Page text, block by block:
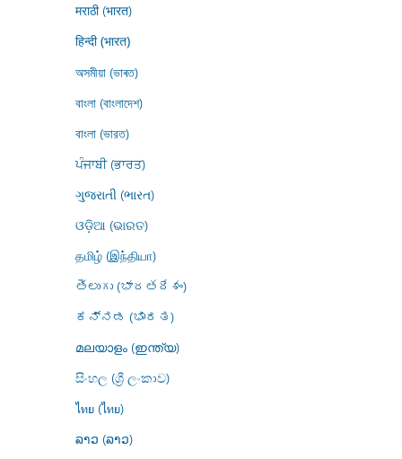
मराठी (भारत)
हिन्दी (भारत)
অসমীয়া (ভাৰত)
বাংলা (বাংলাদেশ)
বাংলা (ভারত)
ਪੰਜਾਬੀ (ਭਾਰਤ)
ગુજરાતી (ભારત)
ଓଡ଼ିଆ (ଭାରତ)
தமிழ் (இந்தியா)
తెలుగు (భారతదేశం)
ಕನ್ನಡ (ಭಾರತ)
മലയാളം (ഇന്ത്യ)
සිංහල (ශ්‍රී ලංකාව)
ไทย (ไทย)
ລາວ (ລາວ)